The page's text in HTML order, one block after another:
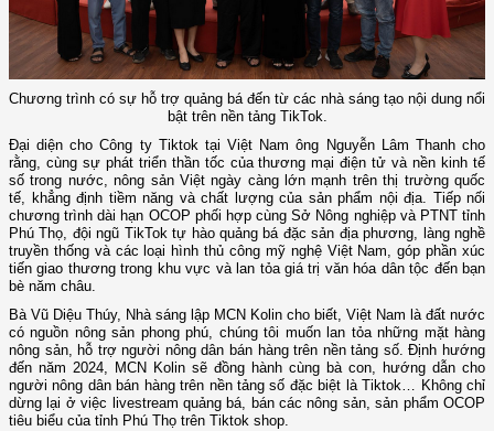
Chương trình có sự hỗ trợ quảng bá đến từ các nhà sáng tạo nội dung nổi
bật trên nền tảng TikTok.
Đại diện cho Công ty Tiktok tại Việt Nam ông Nguyễn Lâm Thanh cho
rằng, cùng sự phát triển thần tốc của thương mại điện tử và nền kinh tế
số trong nước, nông sản Việt ngày càng lớn mạnh trên thị trường quốc
tế, khẳng định tiềm năng và chất lượng của sản phẩm nội địa. Tiếp nối
chương trình dài hạn OCOP phối hợp cùng Sở Nông nghiệp và PTNT tỉnh
Phú Thọ, đội ngũ TikTok tự hào quảng bá đặc sản địa phương, làng nghề
truyền thống và các loại hình thủ công mỹ nghệ Việt Nam, góp phần xúc
tiến giao thương trong khu vực và lan tỏa giá trị văn hóa dân tộc đến bạn
bè năm châu.
Bà Vũ Diệu Thúy, Nhà sáng lập MCN Kolin cho biết, Việt Nam là đất nước
có nguồn nông sản phong phú, chúng tôi muốn lan tỏa những mặt hàng
nông sản, hỗ trợ người nông dân bán hàng trên nền tảng số. Định hướng
đến năm 2024, MCN Kolin sẽ đồng hành cùng bà con, hướng dẫn cho
người nông dân bán hàng trên nền tảng số đặc biệt là Tiktok… Không chỉ
dừng lại ở việc livestream quảng bá, bán các nông sản, sản phẩm OCOP
tiêu biểu của tỉnh Phú Thọ trên Tiktok shop.